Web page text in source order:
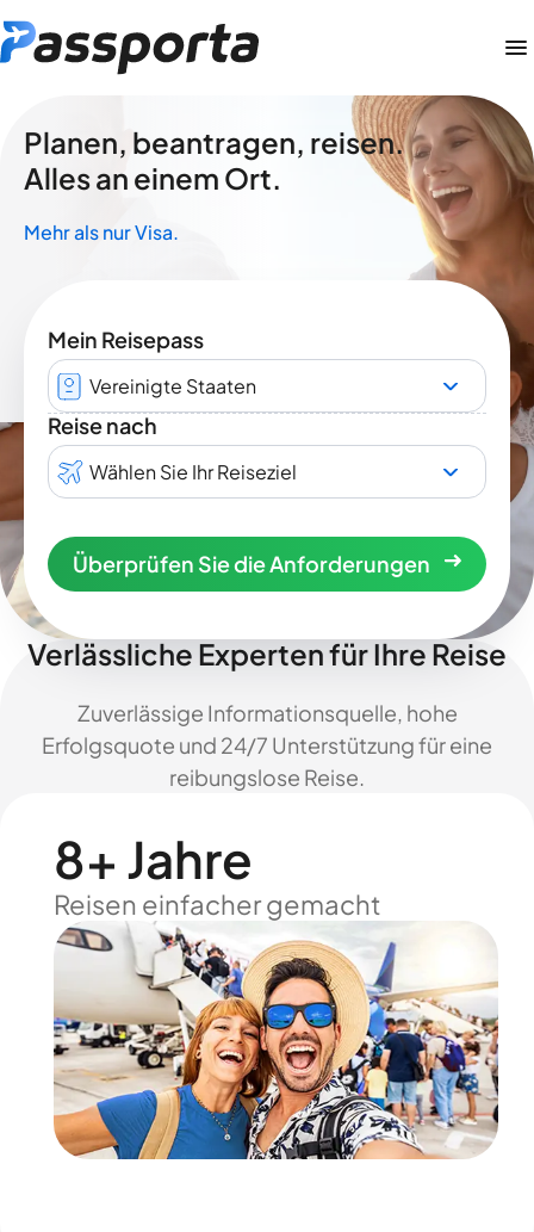
Planen, beantragen, reisen.
Alles an einem Ort.
Mehr als nur Visa.
Mein Reisepass
Vereinigte Staaten
Reise nach
Wählen Sie Ihr Reiseziel
Überprüfen Sie die Anforderungen
Verlässliche Experten für Ihre Reise
Zuverlässige Informationsquelle, hohe
Erfolgsquote und 24/7 Unterstützung für eine
reibungslose Reise.
8+ Jahre
Reisen einfacher gemacht